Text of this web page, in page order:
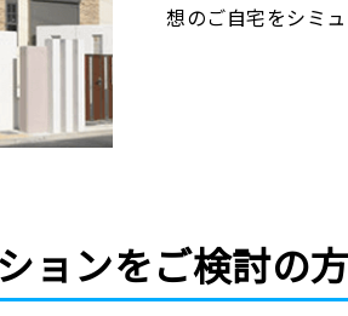
想のご自宅をシミ
ョンをご検討の